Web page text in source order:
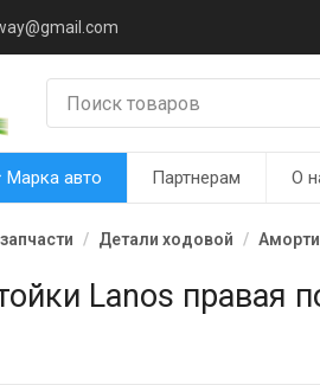
Марка авто Партнерам О
Детали ходовой
Lanos правая